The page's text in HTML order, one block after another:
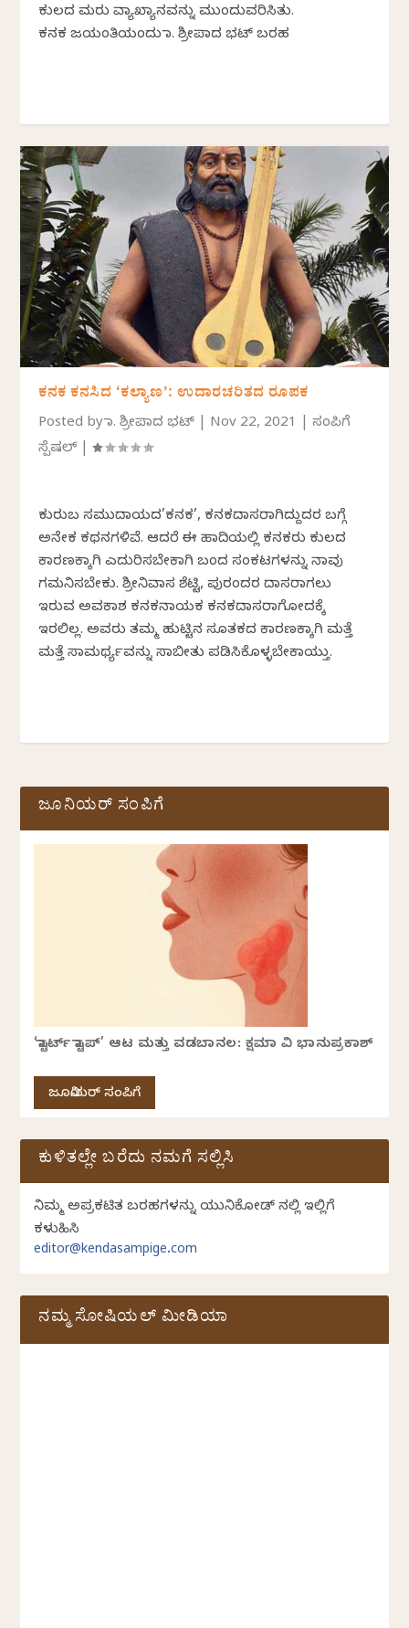
ಕುಲದ ಮರು ವ್ಯಾಖ್ಯಾನವನ್ನು ಮುಂದುವರಿಸಿತು.
ಕನಕ ಜಯಂತಿಯಂದು ಡಾ. ಶ್ರೀಪಾದ ಭಟ್ ಬರಹ
ಕನಕ ಕನಸಿದ ‘ಕಲ್ಯಾಣ’: ಉದಾರಚರಿತದ ರೂಪಕ
Posted byಡಾ. ಶ್ರೀಪಾದ ಭಟ್ Nov 22, 2021 |ಸಂಪಿಗೆ
ಸ್ಪೆಷಲ್|
ಕುರುಬ ಸಮುದಾಯದ’ಕನಕ’, ಕನಕದಾಸರಾಗಿದ್ದುದರ ಬಗ್ಗೆ
ಅನೇಕ ಕಥನಗಳಿವೆ. ಆದರೆ ಈ ಹಾದಿಯಲ್ಲಿ ಕನಕರು ಕುಲದ
ಕಾರಣಕ್ಕಾಗಿ ಎದುರಿಸಬೇಕಾಗಿ ಬಂದ ಸಂಕಟಗಳನ್ನು ನಾವು
ಗಮನಿಸಬೇಕು. ಶ್ರೀನಿವಾಸ ಶೆಟ್ಟಿ, ಪುರಂದರ ದಾಸರಾಗಲು
ಇರುವ ಅವಕಾಶ ಕನಕನಾಯಕ ಕನಕದಾಸರಾಗೋದಕ್ಕೆ
ಇರಲಿಲ್ಲ. ಅವರು ತಮ್ಮ ಹುಟ್ಟಿನ ಸೂತಕದ ಕಾರಣಕ್ಕಾಗಿ ಮತ್ತೆ
ಮತ್ತೆ ಸಾಮರ್ಥ್ಯವನ್ನು ಸಾಬೀತು ಪಡಿಸಿಕೊಳ್ಳಬೇಕಾಯ್ತು.
ಜೂನಿಯರ್ ಸಂಪಿಗೆ
‘ಸ್ಟಾರ್ಟ್ ಸ್ಟಾಪ್’ ಆಟ ಮತ್ತು ವಡಬಾನಲ: ಕ್ಷಮಾ ವಿ ಭಾನುಪ್ರಕಾಶ್
ಜೂನಿಯರ್ ಸಂಪಿಗೆ
ಕುಳಿತಲ್ಲೇ ಬರೆದು ನಮಗೆ ಸಲ್ಲಿಸಿ
ನಿಮ್ಮ ಅಪ್ರಕಟಿತ ಬರಹಗಳನ್ನು ಯುನಿಕೋಡ್ ನಲ್ಲಿ ಇಲ್ಲಿಗೆ
ಕಳುಹಿಸಿ
editor@kendasampige.com
ನಮ್ಮ ಸೋಷಿಯಲ್‌ ಮೀಡಿಯಾ